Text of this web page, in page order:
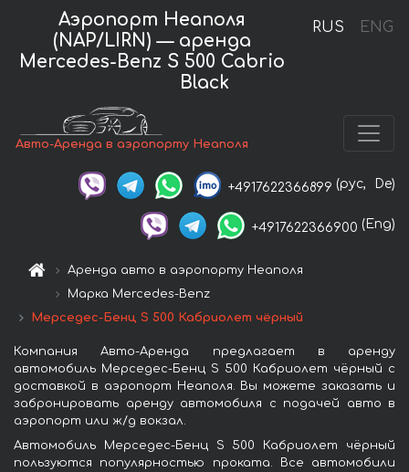
RUS ENG
Аэропорт Неаполя
(NAP/LIRN) — аренда
Mercedes-Benz S 500 Cabrio
Black
Авто-Аренда в аэропорту Неаполя
+4917622366899 (рус, De)
+4917622366900 (Eng)
Аренда авто в аэропорту Неаполя
Марка Mercedes-Benz
Мерседес-Бенц S 500 Кабриолет чёрный
Компания Авто-Аренда предлагает в аренду
автомобиль Мерседес-Бенц S 500 Кабриолет чёрный с
доставкой в аэропорт Неаполя. Вы можете заказать и
забронировать аренду автомобиля с подачей авто в
аэропорт или ж/д вокзал.
Автомобиль Мерседес-Бенц S 500 Кабриолет чёрный
пользуются популярностью проката. Все автомобили